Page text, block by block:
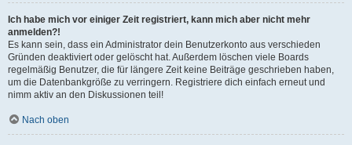
Ich habe mich vor einiger Zeit registriert, kann mich aber nicht mehr
anmelden?!
Es kann sein, dass ein Administrator dein Benutzerkonto aus verschieden
Gründen deaktiviert oder gelöscht hat. Außerdem löschen viele Boards
regelmäßig Benutzer, die für längere Zeit keine Beiträge geschrieben haben,
um die Datenbankgröße zu verringern. Registriere dich einfach erneut und
nimm aktiv an den Diskussionen teil!
Nach oben